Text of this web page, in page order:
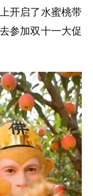
开启了水蜜桃带
参加双十一大促